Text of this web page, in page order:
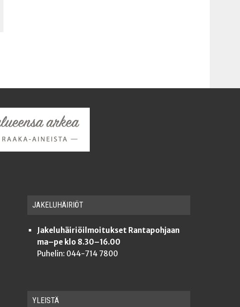
JAKE­LU­HÄI­RIÖT
Jakeluhäiriöilmoitukset Rantapohjaan
ma–pe klo 8.30–16.00
Puhelin: 044-714 7800
YLEISTÄ